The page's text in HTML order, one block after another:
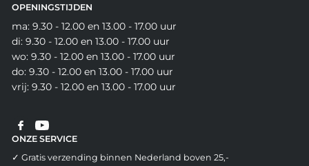
OPENINGSTIJDEN
ma: 9.30 - 12.00 en 13.00 - 17.00 uur
di: 9.30 - 12.00 en 13.00 - 17.00 uur
wo: 9.30 - 12.00 en 13.00 - 17.00 uur
do: 9.30 - 12.00 en 13.00 - 17.00 uur
vrij: 9.30 - 12.00 en 13.00 - 17.00 uur
ONZE SERVICE
✓ Gratis verzending binnen Nederland boven 25,-